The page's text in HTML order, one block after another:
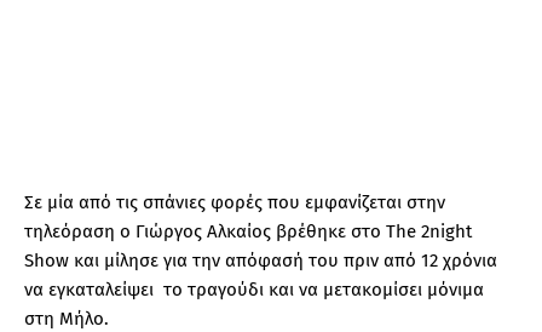
Σε μία από τις σπάνιες φορές που εμφανίζεται στην
τηλεόραση ο Γιώργος Αλκαίος βρέθηκε στο The 2night
Show και μίλησε για την απόφασή του πριν από 12 χρόνια
να εγκαταλείψει το τραγούδι και να μετακομίσει μόνιμα
στη Μήλο.